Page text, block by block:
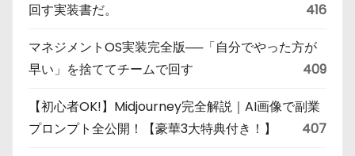
回す実装書だ。
416
マネジメントOS実装完全版──「自分でやった方が
早い」を捨ててチームで回す
409
【初心者OK!】Midjourney完全解説｜AI画像で副業
プロンプト全公開！【豪華3大特典付き！】
407